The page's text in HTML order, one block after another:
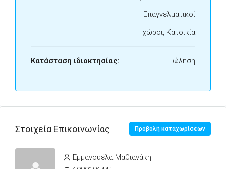
Επαγγελματικοί
χώροι, Κατοικία
Κατάσταση ιδιοκτησίας: Πώληση
Στοιχεία Επικοινωνίας Προβολή καταχωρίσεων
Εμμανουέλα Μαθιανάκη